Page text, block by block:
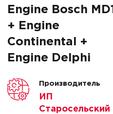
Engine Bosch MD1
+ Engine
Continental +
Engine Delphi
Производитель
ИП
Старосельский